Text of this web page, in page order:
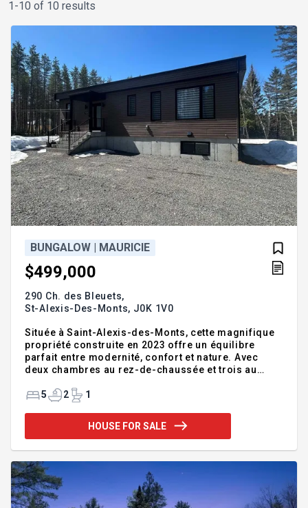
1-10 of 10 results
BUNGALOW | MAURICIE
$499,000
290 Ch. des Bleuets,
St-Alexis-Des-Monts, J0K 1V0
Située à Saint-Alexis-des-Monts, cette magnifique
propriété construite en 2023 offre un équilibre
parfait entre modernité, confort et nature. Avec
deux chambres au rez-de-chaussée et trois au
s'adaptent à tous les styles de vie. Établie sur un
vaste terrain bordé par la rivière aux Écorces, elle
permet un accès direct à l'eau ainsi qu'à des
kilomètres de sentiers de marche, de VTT et de
investissement de choix autant qu'un havre de paix
pour les amateurs de pl
5 2 1
HOUSE FOR SALE